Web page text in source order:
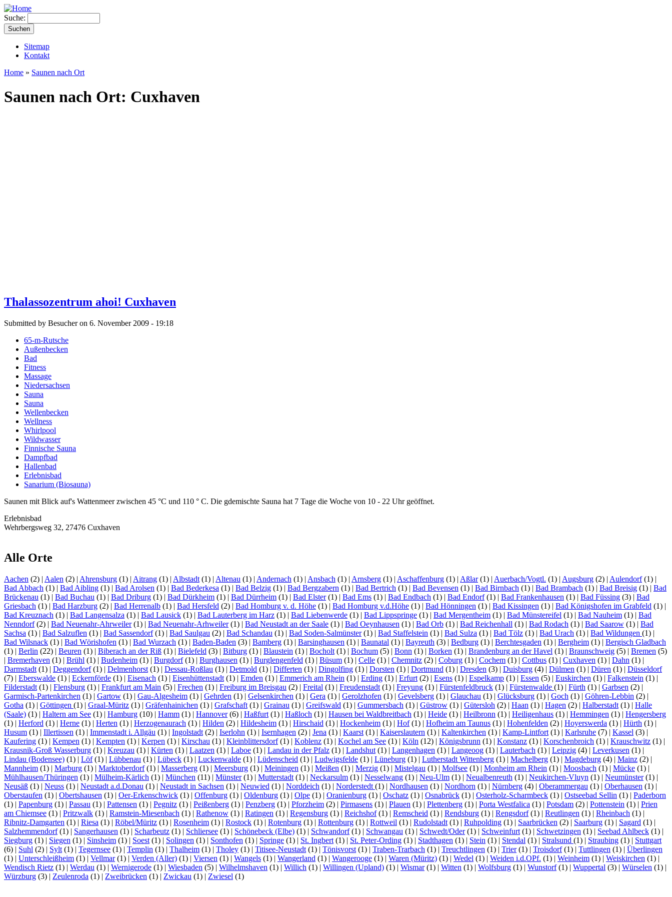
Suche:
Sitemap
Kontakt
Home » Saunen nach Ort
Saunen nach Ort: Cuxhaven
Thalassozentrum ahoi! Cuxhaven
Submitted by Besucher on 6. November 2009 - 19:18
65-m-Rutsche
Außenbecken
Bad
Fitness
Massage
Niedersachsen
Sauna
Sauna
Wellenbecken
Wellness
Whirlpool
Wildwasser
Finnische Sauna
Dampfbad
Hallenbad
Erlebnisbad
Sanarium (Biosauna)
Saunen mit Blick auf's Wattenmeer zwischen 45 °C und 110 ° C. Die gdemischte Sauna hat 7 Tage die Woche von 10 - 22 Uhr geöffnet.
Erlebnisbad
Wehrbergsweg 32, 27476 Cuxhaven
Alle Orte
Aachen (2) | Aalen (2) | Ahrensburg (1) | Aitrang (1) | Albstadt (1) | Altenau (1) | Andernach (1) | Ansbach (1) | Arnsberg (1) | Aschaffenburg (1) | Aßlar(1) | Auerbach/Vogtl. (1) | Augsburg (2) | Aulendorf(1) |
Bad Abbach (1) | Bad Aibling (1) | Bad Arolsen (1) | Bad Bederkesa (1) | Bad Belzig (1) | Bad Bergzabern (1) | Bad Bertrich (1) | Bad Bevensen (1) | Bad Birnbach (1) | Bad Brambach (1) | Bad Breisig (1) | Bad
Brückenau (1) | Bad Buchau (1) | Bad Driburg (1) | Bad Dürkheim (1) | Bad Dürrheim (1) | Bad Elster(1) | Bad Ems (1) | Bad Endbach (1) | Bad Endorf(1) | Bad Frankenhausen (1) | Bad Füssing (3) | Bad
Griesbach (1) | Bad Harzburg (2) | Bad Herrenalb (1) | Bad Hersfeld (2) | Bad Homburg v. d. Höhe (1) | Bad Homburg v.d.Höhe (1) | Bad Hönningen (1) | Bad Kissingen (1) | Bad Königshofen im Grabfeld (1) |
Bad Kreuznach (1) | Bad Langensalza (1) | Bad Lausick (1) | Bad Lauterberg im Harz (1) | Bad Liebenwerde (1) | Bad Lippspringe (1) | Bad Mergentheim (1) | Bad Münstereifel (1) | Bad Nauheim (1) | Bad
Nenndorf(2) | Bad Neuenahr-Ahrweiler(1) | Bad Neuenahr-Arhweiler(1) | Bad Neustadt an der Saale (1) | Bad Oeynhausen (1) | Bad Orb (1) | Bad Reichenhall (1) | Bad Rodach (1) | Bad Saarow (1) | Bad
Sachsa (1) | Bad Salzuflen (1) | Bad Sassendorf(1) | Bad Saulgau (2) | Bad Schandau (1) | Bad Soden-Salmünster(1) | Bad Staffelstein (1) | Bad Sulza (1) | Bad Tölz (1) | Bad Urach (1) | Bad Wildungen (1) |
Bad Wilsnack (1) | Bad Wörishofen (1) | Bad Wurzach (1) | Baden-Baden (3) | Bamberg (1) | Barsinghausen (1) | Baunatal (1) | Bayreuth (3) | Bedburg (1) | Berchtesgaden (1) | Bergheim (1) | Bergisch Gladbach
(1) | Berlin (22) | Beuren (1) | Biberach an der Riß (1) | Bielefeld (3) | Bitburg (1) | Blaustein (1) | Bocholt (1) | Bochum (5) | Bonn (1) | Borken (1) | Brandenburg an der Havel (1) | Braunschweig (5) | Bremen (5)
| Bremerhaven (1) | Brühl (1) | Budenheim (1) | Burgdorf(1) | Burghausen (1) | Burglengenfeld (1) | Büsum (1) | Celle (1) | Chemnitz (2) | Coburg (1) | Cochem (1) | Cottbus (1) | Cuxhaven (1) | Dahn (1) |
Darmstadt (1) | Deggendorf(1) | Delmenhorst (1) | Dessau-Roßlau (1) | Detmold (1) | Differten (1) | Dingolfing (1) | Dorsten (1) | Dortmund (1) | Dresden (3) | Duisburg (4) | Dülmen (1) | Düren (1) | Düsseldorf
(7) | Eberswalde (1) | Eckernförde (1) | Eisenach (1) | Eisenhüttenstadt (1) | Emden (1) | Emmerich am Rhein (1) | Erding (1) | Erfurt (2) | Esens (1) | Espelkamp (1) | Essen (5) | Euskirchen (1) | Falkenstein (1) |
Filderstadt (1) | Flensburg (1) | Frankfurt am Main (5) | Frechen (1) | Freiburg im Breisgau (2) | Freital (1) | Freudenstadt (1) | Freyung (1) | Fürstenfeldbruck (1) | Fürstenwalde (1) | Fürth (1) | Garbsen (2) |
Garmisch-Partenkirchen (1) | Gartow (1) | Gau-Algesheim (1) | Gehrden (1) | Gelsenkirchen (1) | Gera (1) | Gerolzhofen (1) | Gevelsberg (1) | Glauchau (1) | Glücksburg (1) | Goch (1) | Göhren-Lebbin (2) |
Gotha (1) | Göttingen (1) | Graal-Müritz (1) | Gräfenhainichen (1) | Grafschaft (1) | Grainau (1) | Greifswald (1) | Gummersbach (1) | Güstrow (1) | Gütersloh (2) | Haan (1) | Hagen (2) | Halberstadt (1) | Halle
(Saale) (1) | Haltern am See (1) | Hamburg (10) | Hamm (1) | Hannover(6) | Haßfurt (1) | Haßloch (1) | Hausen bei Waldbreitbach (1) | Heide (1) | Heilbronn (1) | Heiligenhaus (1) | Hemmingen (1) | Hengersberg
(1) | Herford (1) | Herne (1) | Herten (1) | Herzogenaurach (1) | Hilden (2) | Hildesheim (1) | Hirschaid (1) | Hockenheim (1) | Hof(1) | Hofheim am Taunus (1) | Hohenfelden (2) | Hoyerswerda (1) | Hürth (1) |
Husum (1) | Illertissen (1) | Immenstadt i. Allgäu (1) | Ingolstadt (2) | Iserlohn (1) | Isernhagen (2) | Jena (1) | Kaarst (1) | Kaiserslautern (1) | Kaltenkirchen (1) | Kamp-Lintfort (1) | Karlsruhe (7) | Kassel (3) |
Kaufering (1) | Kempen (1) | Kempten (1) | Kerpen (1) | Kirschau (1) | Kleinblittersdorf(1) | Koblenz (1) | Kochel am See (1) | Köln (12) | Königsbrunn (1) | Konstanz (1) | Korschenbroich (1) | Krauschwitz (1) |
Krausnik-Groß Wasserburg (1) | Kreuzau (1) | Kürten (1) | Laatzen (1) | Laboe (1) | Landau in der Pfalz (1) | Landshut (1) | Langenhagen (1) | Langeoog (1) | Lauterbach (1) | Leipzig (4) | Leverkusen (1) |
Lindau (Bodensee) (1) | Löf(1) | Lübbenau (1) | Lübeck (1) | Luckenwalde (1) | Lüdenscheid (1) | Ludwigsfelde (1) | Lüneburg (1) | Lutherstadt Wittenberg (1) | Machelberg (1) | Magdeburg (4) | Mainz (2) |
Mannheim (1) | Marburg (1) | Marktoberdorf(1) | Masserberg (1) | Meersburg (1) | Meiningen (1) | Meißen (1) | Merzig (1) | Mistelgau (1) | Molfsee (1) | Monheim am Rhein (1) | Moosbach (1) | Mücke (1) |
Mühlhausen/Thüringen (1) | Mülheim-Kärlich (1) | München (11) | Münster(1) | Mutterstadt (1) | Neckarsulm (1) | Nesselwang (1) | Neu-Ulm (1) | Neualbenreuth (1) | Neukirchen-Vluyn (1) | Neumünster(1) |
Neusäß (1) | Neuss (1) | Neustadt a.d.Donau (1) | Neustadt in Sachsen (1) | Neuwied (1) | Norddeich (1) | Norderstedt (1) | Nordhausen (1) | Nordhorn (1) | Nürnberg (4) | Oberammergau (1) | Oberhausen (1) |
Oberstaufen (1) | Obertshausen (1) | Oer-Erkenschwick (1) | Offenburg (1) | Oldenburg (1) | Olpe (1) | Oranienburg (1) | Oschatz (1) | Osnabrück (1) | Osterholz-Scharmbeck (1) | Ostseebad Sellin (1) | Paderborn
(1) | Papenburg (1) | Passau (1) | Pattensen (1) | Pegnitz (1) | Peißenberg (1) | Penzberg (1) | Pforzheim (2) | Pirmasens (1) | Plauen (1) | Plettenberg (1) | Porta Westfalica (1) | Potsdam (2) | Pottenstein (1) | Prien
am Chiemsee (1) | Pritzwalk (1) | Ramstein-Miesenbach (1) | Rathenow (1) | Ratingen (1) | Regensburg (1) | Reichshof(1) | Remscheid (1) | Rendsburg (1) | Rengsdorf(1) | Reutlingen (1) | Rheinbach (1) |
Ribnitz-Damgarten (1) | Riesa (1) | Röbel/Müritz (1) | Rosenheim (1) | Rostock (1) | Rotenburg (1) | Rottenburg (1) | Rottweil (1) | Rudolstadt (1) | Ruhpolding (1) | Saarbrücken (2) | Saarburg (1) | Sagard (1) |
Salzhemmendorf(1) | Sangerhausen (1) | Scharbeutz (1) | Schliersee (1) | Schönebeck (Elbe) (1) | Schwandorf(1) | Schwangau (1) | Schwedt/Oder(1) | Schweinfurt (1) | Schwetzingen (1) | Seebad Ahlbeck (1) |
Siegburg (1) | Siegen (1) | Sinsheim (1) | Soest (1) | Solingen (1) | Sonthofen (1) | Springe (1) | St. Ingbert (1) | St. Peter-Ording (1) | Stadthagen (1) | Stein (1) | Stendal (1) | Stralsund (1) | Straubing (1) | Stuttgart
(6) | Suhl (2) | Sylt (1) | Tegernsee (1) | Templin (1) | Thalheim (1) | Tholey (1) | Titisee-Neustadt (1) | Tönisvorst (1) | Traben-Trarbach (1) | Treuchtlingen (1) | Trier(1) | Troisdorf(1) | Tuttlingen (1) | Überlingen
(1) | Unterschleißheim (1) | Vellmar(1) | Verden (Aller) (1) | Viersen (1) | Wangels (1) | Wangerland (1) | Wangerooge (1) | Waren (Müritz) (1) | Wedel (1) | Weiden i.d.OPf. (1) | Weinheim (1) | Weiskirchen (1) |
Wendisch Rietz (1) | Werdau (1) | Wernigerode (1) | Wiesbaden (5) | Wilhelmshaven (1) | Willich (1) | Willingen (Upland) (1) | Wismar(1) | Witten (1) | Wolfsburg (1) | Wunstorf(1) | Wuppertal (3) | Würselen (1) |
Würzburg (3) | Zeulenroda (1) | Zweibrücken (1) | Zwickau (1) | Zwiesel (1)